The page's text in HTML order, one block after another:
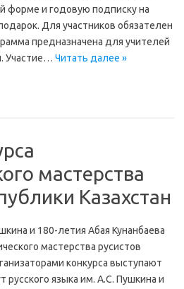
форме и годовую подписку на
Для участников обязателен
предназначена для учителей
Участие… Читать далее »
мастерства
Казахстан
и 180-летия Абая Кунанбаева
мастерства русистов
конкурса выступают
русского языка им. А.С. Пушкина и